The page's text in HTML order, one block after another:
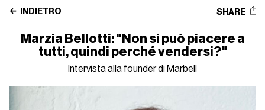
INDIETRO SHARE
Marzia Bellotti: "Non si può piacere a
tutti, quindi perché vendersi?"
Intervista alla founder di Marbell